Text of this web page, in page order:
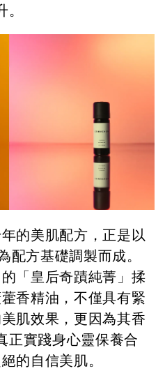
。
的美肌配方，正是以
配方基礎調製而成。
「皇后奇蹟純菁」揉
香精油，不僅具有緊
肌效果，更因為其香
正實踐身心靈保養合
的自信美肌。